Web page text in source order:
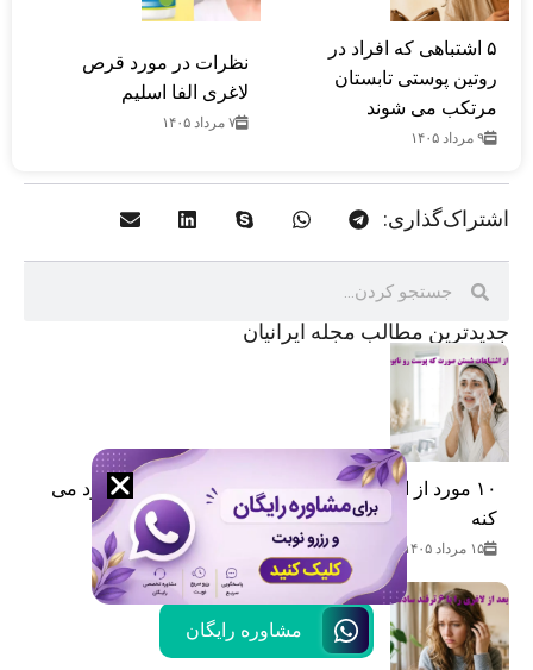
۵ اشتباهی که افراد در
روتین پوستی تابستان
مرتکب می‌ شوند
۹ مرداد ۱۴۰۵
نظرات در مورد قرص
لاغری الفا اسلیم
۷ مرداد ۱۴۰۵
اشتراک‌گذاری:
جدید‌ترین مطالب مجله ایرانیان
۱۰ مورد از اشتباهات شستن صورت که پوست رو نابود می
کنه
۱۵ مرداد ۱۴۰۵
مشاوره رایگان